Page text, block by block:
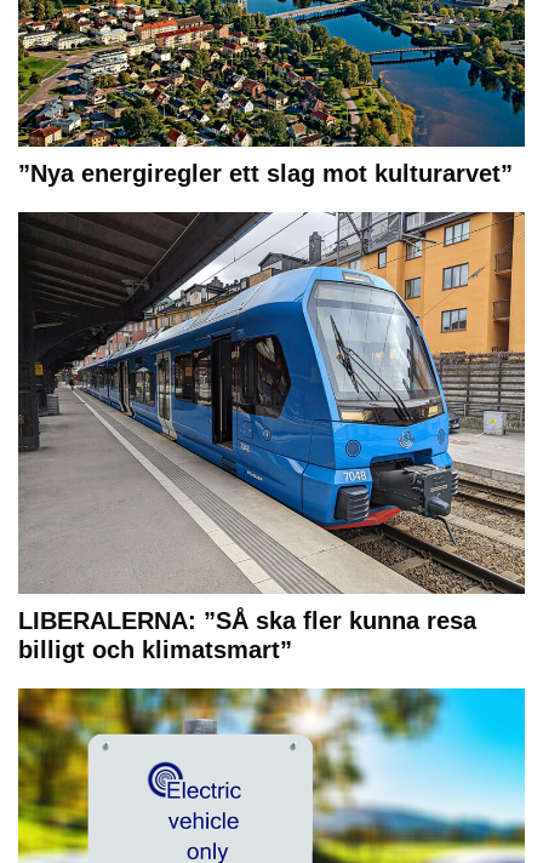
”Nya energiregler ett slag mot kulturarvet”
LIBERALERNA: ”SÅ ska fler kunna resa
billigt och klimatsmart”